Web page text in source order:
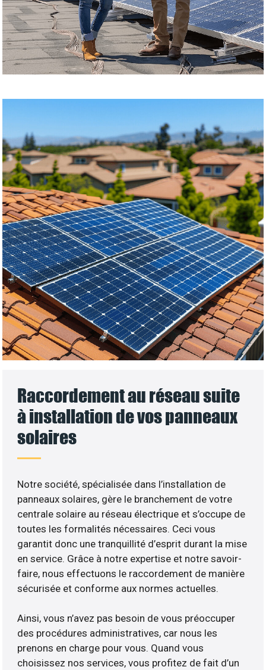
Raccordement au réseau suite
à installation de vos panneaux
solaires
Notre société, spécialisée dans l’installation de
panneaux solaires, gère le branchement de votre
centrale solaire au réseau électrique et s’occupe de
toutes les formalités nécessaires. Ceci vous
garantit donc une tranquillité d’esprit durant la mise
en service. Grâce à notre expertise et notre savoir-
faire, nous effectuons le raccordement de manière
sécurisée et conforme aux normes actuelles.
Ainsi, vous n’avez pas besoin de vous préoccuper
des procédures administratives, car nous les
prenons en charge pour vous. Quand vous
choisissez nos services, vous profitez de fait d’un